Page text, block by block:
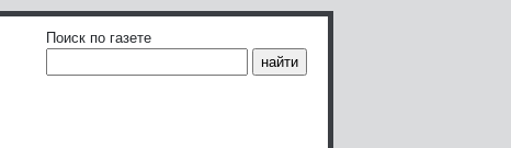
Поиск по газете